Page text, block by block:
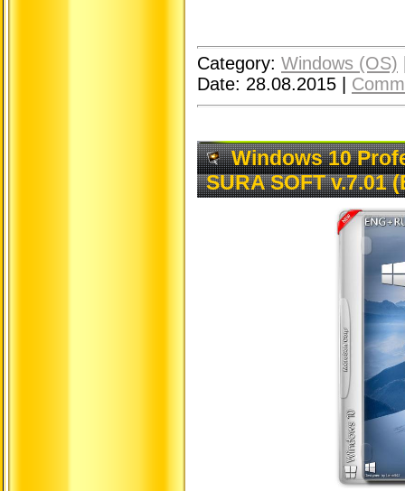
Category: Windows (OS)
Date: 28.08.2015
Windows 10
SURA SOFT v.7.01